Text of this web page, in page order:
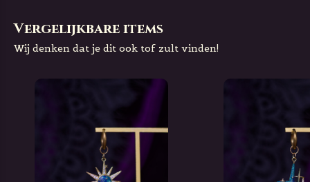
Vergelijkbare items
Wij denken dat je dit ook tof zult vinden!